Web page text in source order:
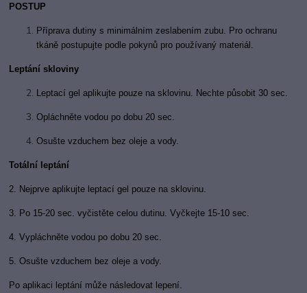
POSTUP
Příprava dutiny s minimálním zeslabením zubu. Pro ochranu
tkáně postupujte podle pokynů pro používaný materiál.
Leptání skloviny
Leptací gel aplikujte pouze na sklovinu. Nechte působit 30 sec.
Opláchněte vodou po dobu 20 sec.
Osušte vzduchem bez oleje a vody.
Totální leptání
2. Nejprve aplikujte leptací gel pouze na sklovinu.
3. Po 15-20 sec. vyčistěte celou dutinu. Vyčkejte 15-10 sec.
4. Vypláchněte vodou po dobu 20 sec.
5. Osušte vzduchem bez oleje a vody.
Po aplikaci leptání může následovat lepení.